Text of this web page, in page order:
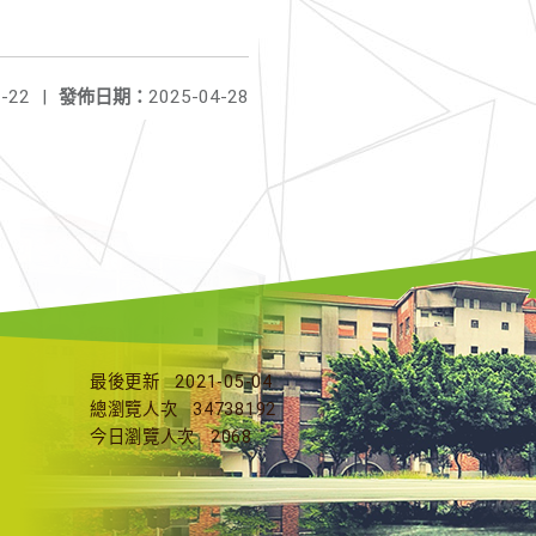
發佈日期： 2025-04-28
22 |
最後更新
2021-05-04
總瀏覽人次
34738192
今日瀏覽人次
2068